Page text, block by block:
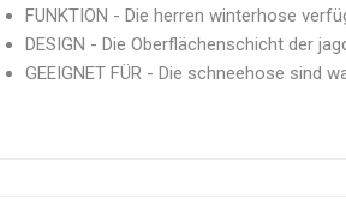
FUNKTION - Die herren winterhose
DESIGN - Die Oberflächenschicht der
GEEIGNET FÜR - Die schneehose sind